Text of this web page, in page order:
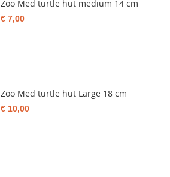
Zoo Med turtle hut medium 14 cm
€ 7,00
Zoo Med turtle hut Large 18 cm
€ 10,00